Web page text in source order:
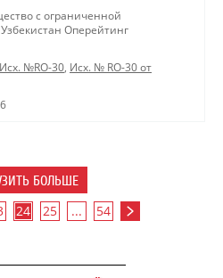
с ограниченной
Оперейтинг
№RO-30, Исх. № RO-30 от
БОЛЬШЕ
24 25 ... 54